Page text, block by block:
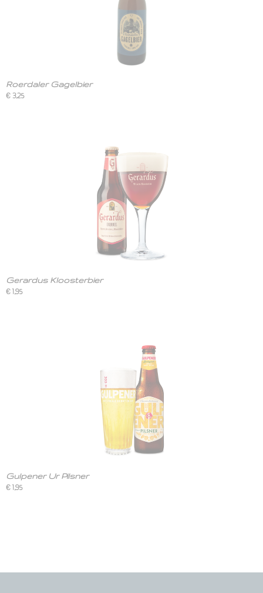
Roerdaler Gagelbier
€ 3,25
Gerardus Kloosterbier
€ 1,95
Gulpener Ur Pilsner
€ 1,95